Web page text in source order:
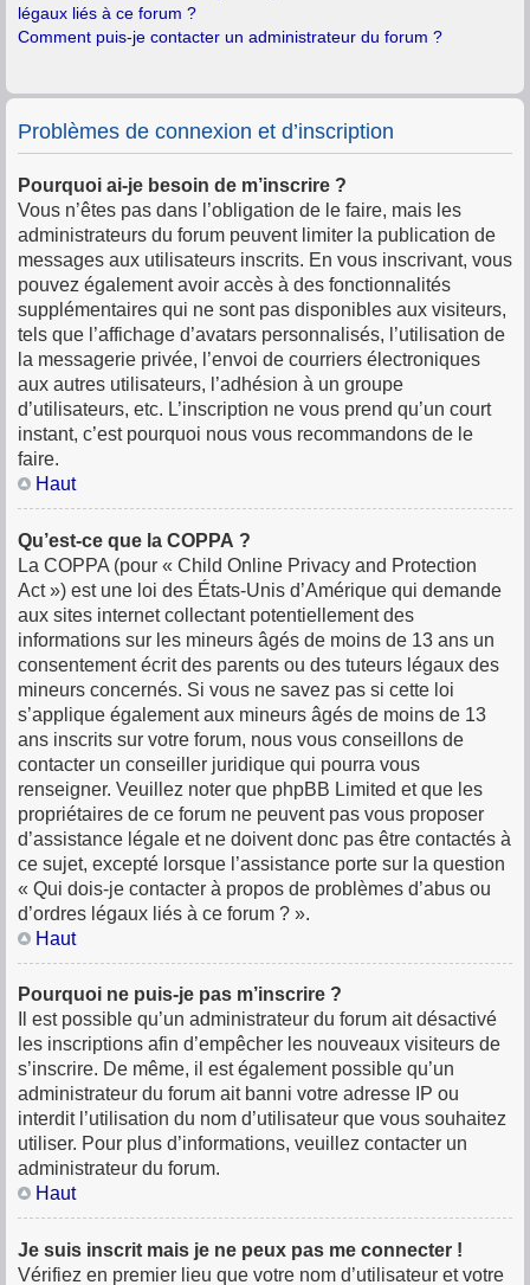
légaux liés à ce forum ?
Comment puis-je contacter un administrateur du forum ?
Problèmes de connexion et d’inscription
Pourquoi ai-je besoin de m’inscrire ?
Vous n’êtes pas dans l’obligation de le faire, mais les
administrateurs du forum peuvent limiter la publication de
messages aux utilisateurs inscrits. En vous inscrivant, vous
pouvez également avoir accès à des fonctionnalités
supplémentaires qui ne sont pas disponibles aux visiteurs,
tels que l’affichage d’avatars personnalisés, l’utilisation de
la messagerie privée, l’envoi de courriers électroniques
aux autres utilisateurs, l’adhésion à un groupe
d’utilisateurs, etc. L’inscription ne vous prend qu’un court
instant, c’est pourquoi nous vous recommandons de le
faire.
Haut
Qu’est-ce que la COPPA ?
La COPPA (pour « Child Online Privacy and Protection
Act ») est une loi des États-Unis d’Amérique qui demande
aux sites internet collectant potentiellement des
informations sur les mineurs âgés de moins de 13 ans un
consentement écrit des parents ou des tuteurs légaux des
mineurs concernés. Si vous ne savez pas si cette loi
s’applique également aux mineurs âgés de moins de 13
ans inscrits sur votre forum, nous vous conseillons de
contacter un conseiller juridique qui pourra vous
renseigner. Veuillez noter que phpBB Limited et que les
propriétaires de ce forum ne peuvent pas vous proposer
d’assistance légale et ne doivent donc pas être contactés à
ce sujet, excepté lorsque l’assistance porte sur la question
« Qui dois-je contacter à propos de problèmes d’abus ou
d’ordres légaux liés à ce forum ? ».
Haut
Pourquoi ne puis-je pas m’inscrire ?
Il est possible qu’un administrateur du forum ait désactivé
les inscriptions afin d’empêcher les nouveaux visiteurs de
s’inscrire. De même, il est également possible qu’un
administrateur du forum ait banni votre adresse IP ou
interdit l’utilisation du nom d’utilisateur que vous souhaitez
utiliser. Pour plus d’informations, veuillez contacter un
administrateur du forum.
Haut
Je suis inscrit mais je ne peux pas me connecter !
Vérifiez en premier lieu que votre nom d’utilisateur et votre